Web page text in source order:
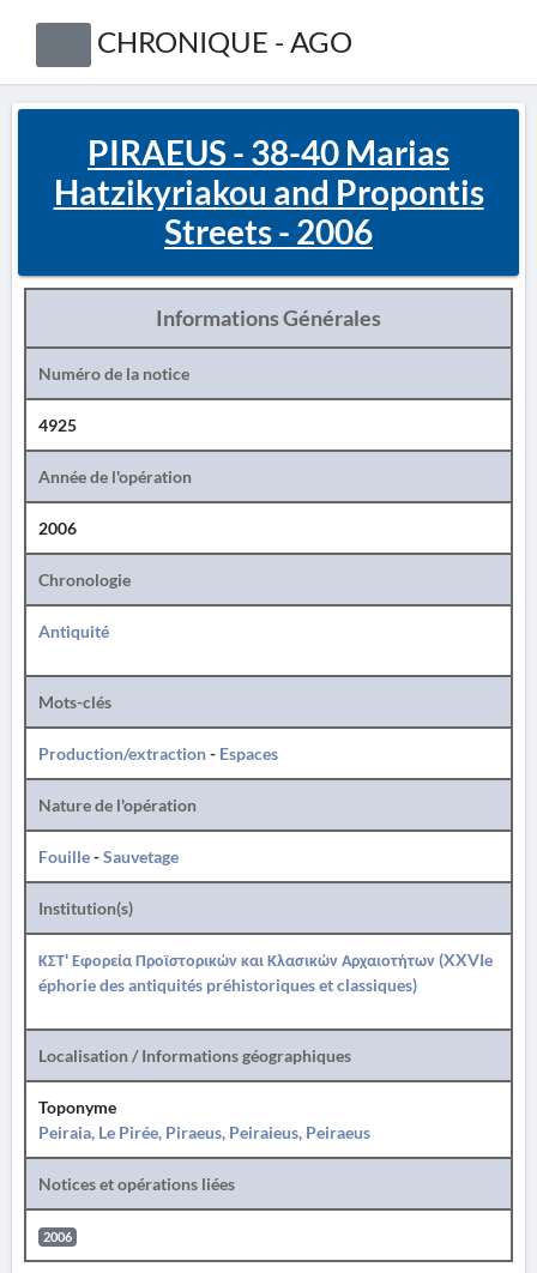
CHRONIQUE - AGO
PIRAEUS - 38-40 Marias
Hatzikyriakou and Propontis
Streets - 2006
Informations Générales
Numéro de la notice
4925
Année de l'opération
2006
Chronologie
Antiquité
Mots-clés
Production/extraction- Espaces
Nature de l'opération
Fouille-Sauvetage
Institution(s)
ΚΣΤ' Εφορεία Προϊστορικών και Κλασικών Αρχαιοτήτων (XXVIe
éphorie des antiquités préhistoriques et classiques)
Localisation / Informations géographiques
Toponyme
Peiraia, Le Pirée, Piraeus, Peiraieus, Peiraeus
Notices et opérations liées
2006